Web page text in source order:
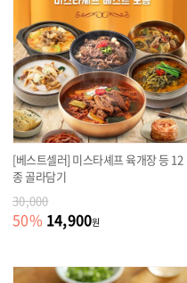
[베스트셀러] 미스타셰프 육개장 등 12
종 골라담기
30,000
50% 14,900원